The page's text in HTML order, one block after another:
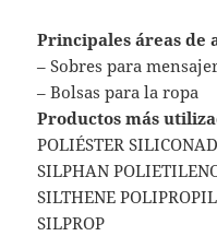
Principales áreas de
– Sobres para
– Bolsas para la ropa
Productos más
POLIÉSTER
SILPHAN
SILTHENE
SILPROP